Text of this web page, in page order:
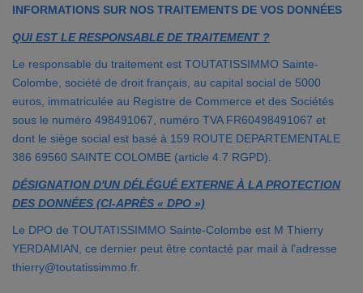
INFORMATIONS SUR NOS TRAITEMENTS DE VOS DONNÉES
QUI EST LE RESPONSABLE DE TRAITEMENT ?
Le responsable du traitement est TOUTATISSIMMO Sainte-
Colombe, société de droit français, au capital social de 5000
euros, immatriculée au Registre de Commerce et des Sociétés
sous le numéro 498491067, numéro TVA FR60498491067 et
dont le siège social est basé à 159 ROUTE DEPARTEMENTALE
386 69560 SAINTE COLOMBE (article 4.7 RGPD).
DÉSIGNATION D'UN DÉLÉGUÉ EXTERNE À LA PROTECTION
DES DONNÉES (CI-APRÈS « DPO »)
Le DPO de TOUTATISSIMMO Sainte-Colombe est M Thierry
YERDAMIAN, ce dernier peut être contacté par mail à l'adresse
thierry@toutatissimmo.fr.